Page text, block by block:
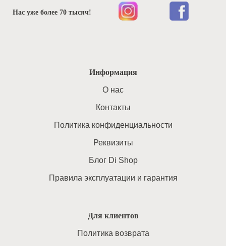
Информация
O нас
Контакты
Политика конфиденциальности
Реквизиты
Блог Di Shop
Правила эксплуатации и гарантия
Для клиентов
Политика возврата
Нас уже более 70 тысяч!